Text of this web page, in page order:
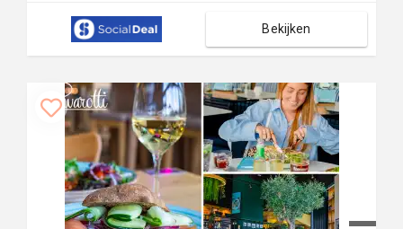
Bekijken